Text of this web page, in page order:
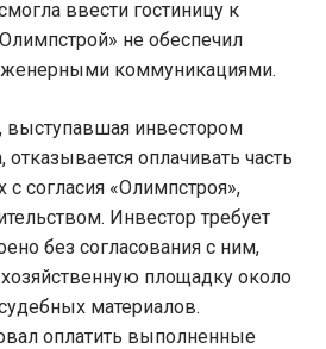
ввести гостиницу к
не обеспечил
коммуникациями.
выступавшая инвестором
оплачивать часть
согласия «Олимпстроя»,
Инвестор требует
без согласования с ним,
площадку около
материалов.
оплатить выполненные